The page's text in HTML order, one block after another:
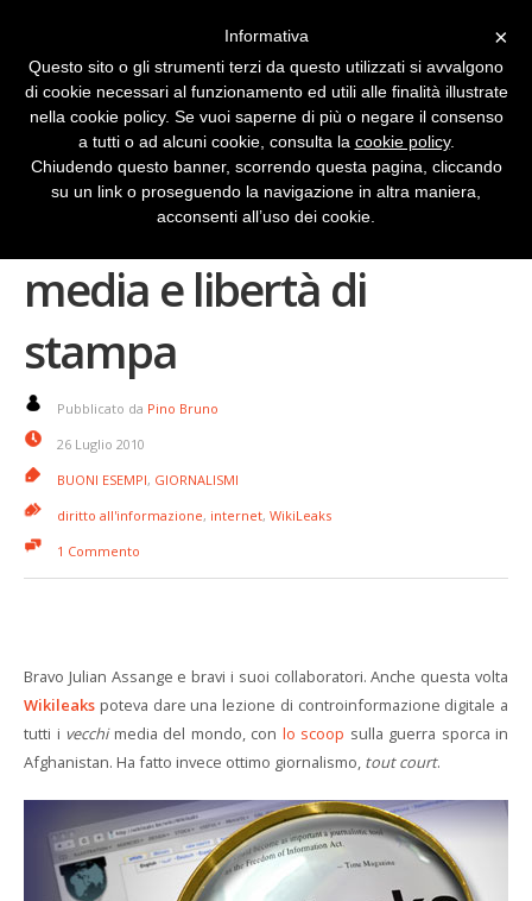
Wikileaks vecchi e nuovi
media e libertà di
stampa
Pubblicato da Pino Bruno
26 Luglio 2010
BUONI ESEMPI, GIORNALISMI
diritto all'informazione, internet, WikiLeaks
1 Commento
Bravo Julian Assange e bravi i suoi collaboratori. Anche questa volta
Wikileaks poteva dare una lezione di controinformazione digitale a
tutti i vecchimedia del mondo, con lo scoop sulla guerra sporca in
Afghanistan. Ha fatto invece ottimo giornalismo, tout court.
×
Informativa
Questo sito o gli strumenti terzi da questo utilizzati si avvalgono
di cookie necessari al funzionamento ed utili alle finalità illustrate
nella cookie policy. Se vuoi saperne di più o negare il consenso
a tutti o ad alcuni cookie, consulta la cookie policy.
Chiudendo questo banner, scorrendo questa pagina, cliccando
su un link o proseguendo la navigazione in altra maniera,
acconsenti all’uso dei cookie.